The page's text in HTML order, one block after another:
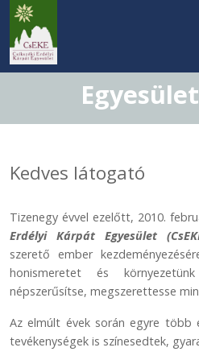
Kedves látogató
Tizenegy évvel ezelőtt, 2010.
Erdélyi Kárpát Egyesület
szerető ember
honismeretet és
népszerűsítse, megszerettesse
Az elmúlt évek során egyre több
tevékenységek is színesedtek,